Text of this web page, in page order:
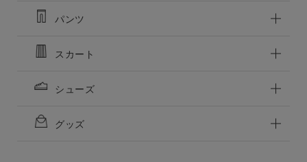
パンツ
スカート
シューズ
グッズ